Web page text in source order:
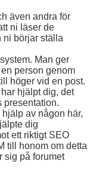
även andra för
ni läser de
ni börjar ställa
Man ger
person genom
höger vid en post.
hjälpt dig, det
presentation.
av någon här,
dig
ett riktigt SEO
till honom om detta
sig på forumet